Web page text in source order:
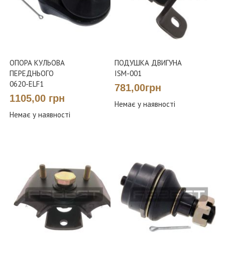
ОПОРА КУЛЬОВА
ПЕРЕДНЬОГО
0620-ELF1
1105,00 грн
Немає у наявності
ПОДУШКА ДВИГУНА
ISM-001
781,00грн
Немає у наявності